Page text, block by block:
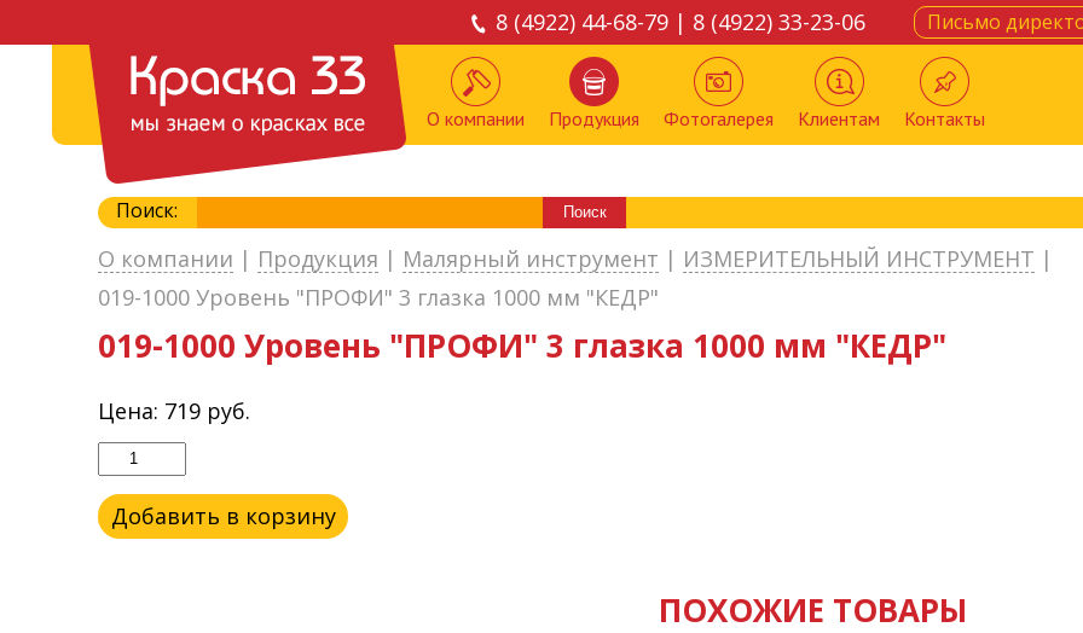
Письмо
8 (4922) 44-68-79 | 8 (4922) 33-23-06
О компании Продукция Фотогалерея Клиентам Контакты
Поиск:
О компании | Продукция | Малярный инструмент | ИЗМЕРИТЕЛЬНЫЙ ИНСТРУМЕНТ |
019-1000 Уровень "ПРОФИ" 3 глазка 1000 мм "КЕДР"
019-1000 Уровень "ПРОФИ" 3 глазка 1000 мм "КЕДР"
Цена: 719 руб.
Добавить в корзину
ПОХОЖИЕ ТОВАРЫ